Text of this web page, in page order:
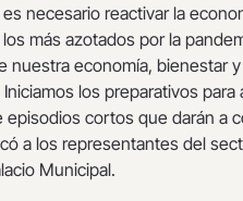
necesario reactivar la
más azotados por la
nuestra economía, bienestar
los preparativos
episodios cortos que darán a
a los representantes del
Municipal.